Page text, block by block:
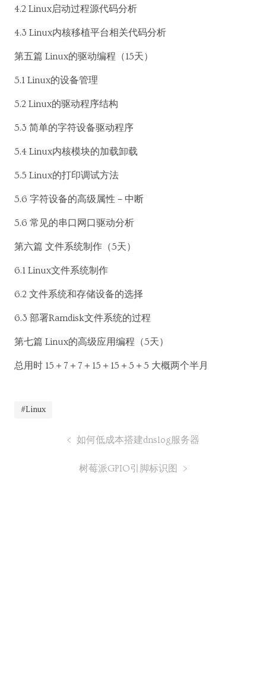
4.2 Linux启动过程源代码分析
4.3 Linux内核移植平台相关代码分析
第五篇 Linux的驱动编程（15天）
5.1 Linux的设备管理
5.2 Linux的驱动程序结构
5.3 简单的字符设备驱动程序
5.4 Linux内核模块的加载卸载
5.5 Linux的打印调试方法
5.6 字符设备的高级属性－中断
5.6 常见的串口网口驱动分析
第六篇 文件系统制作（5天）
6.1 Linux文件系统制作
6.2 文件系统和存储设备的选择
6.3 部署Ramdisk文件系统的过程
第七篇 Linux的高级应用编程（5天）
总用时 15＋7＋7＋15＋15＋5＋5 大概两个半月
#Linux
如何低成本搭建dnslog服务器
树莓派GPIO引脚标识图